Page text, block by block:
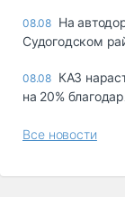
08.08 На
Судогодском
08.08 КАЗ
на 20%
Все новости